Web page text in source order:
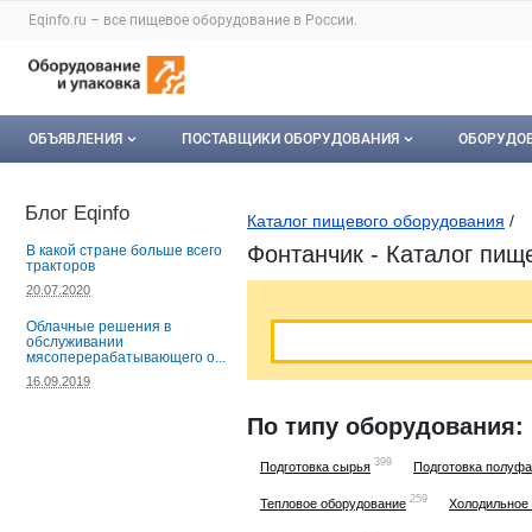
Раздел навигации по сайту eqinfo.ru
Eqinfo.ru – все пищевое оборудование в России.
Авторизация и меню пользователя
Навигация по разделам сайта eqinfo.ru
ОБЪЯВЛЕНИЯ
Мои объявления
ПОСТАВЩИКИ ОБОРУДОВАНИЯ
Каталог компаний Мое
Каталог пищевого оборудования /
Фонтанчик - Каталог
По типу оборудования:
Подготовка сырья 399 Подготовка
Тепловое оборудование 259 Холодильное
Блог Eqinfo
В какой стране больше всего
тракторов
20.07.2020
Облачные решения в
обслуживании
мясоперерабатывающего о...
16.09.2019